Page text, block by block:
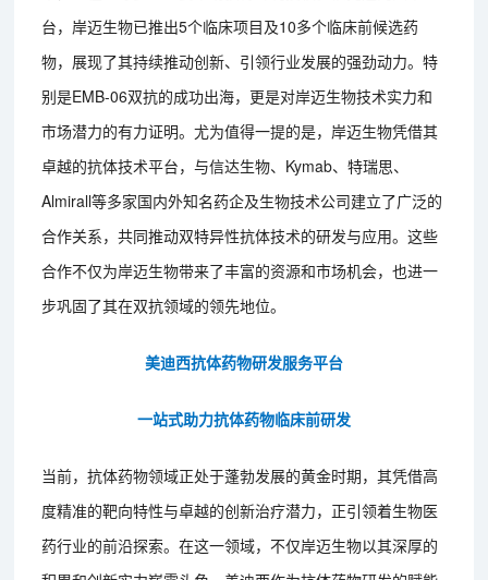
台，岸迈生物已推出5个临床项目及10多个临床前候选药
物，展现了其持续推动创新、引领行业发展的强劲动力。特
别是EMB-06双抗的成功出海，更是对岸迈生物技术实力和
市场潜力的有力证明。尤为值得一提的是，岸迈生物凭借其
卓越的抗体技术平台，与信达生物、Kymab、特瑞思、
Almirall等多家国内外知名药企及生物技术公司建立了广泛的
合作关系，共同推动双特异性抗体技术的研发与应用。这些
合作不仅为岸迈生物带来了丰富的资源和市场机会，也进一
步巩固了其在双抗领域的领先地位。
美迪西抗体药物研发服务平台
一站式助力抗体药物临床前研发
当前，抗体药物领域正处于蓬勃发展的黄金时期，其凭借高
度精准的靶向特性与卓越的创新治疗潜力，正引领着生物医
药行业的前沿探索。在这一领域，不仅岸迈生物以其深厚的